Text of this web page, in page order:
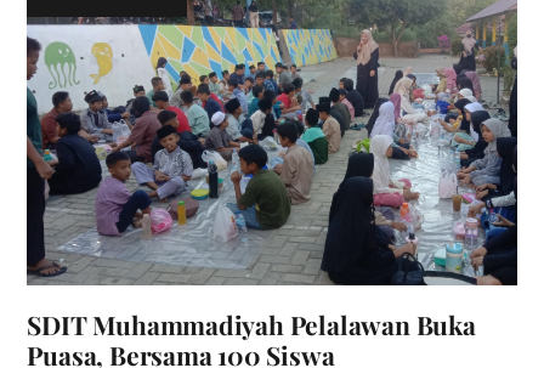
SDIT Muhammadiyah Pelalawan Buka
Puasa, Bersama 100 Siswa